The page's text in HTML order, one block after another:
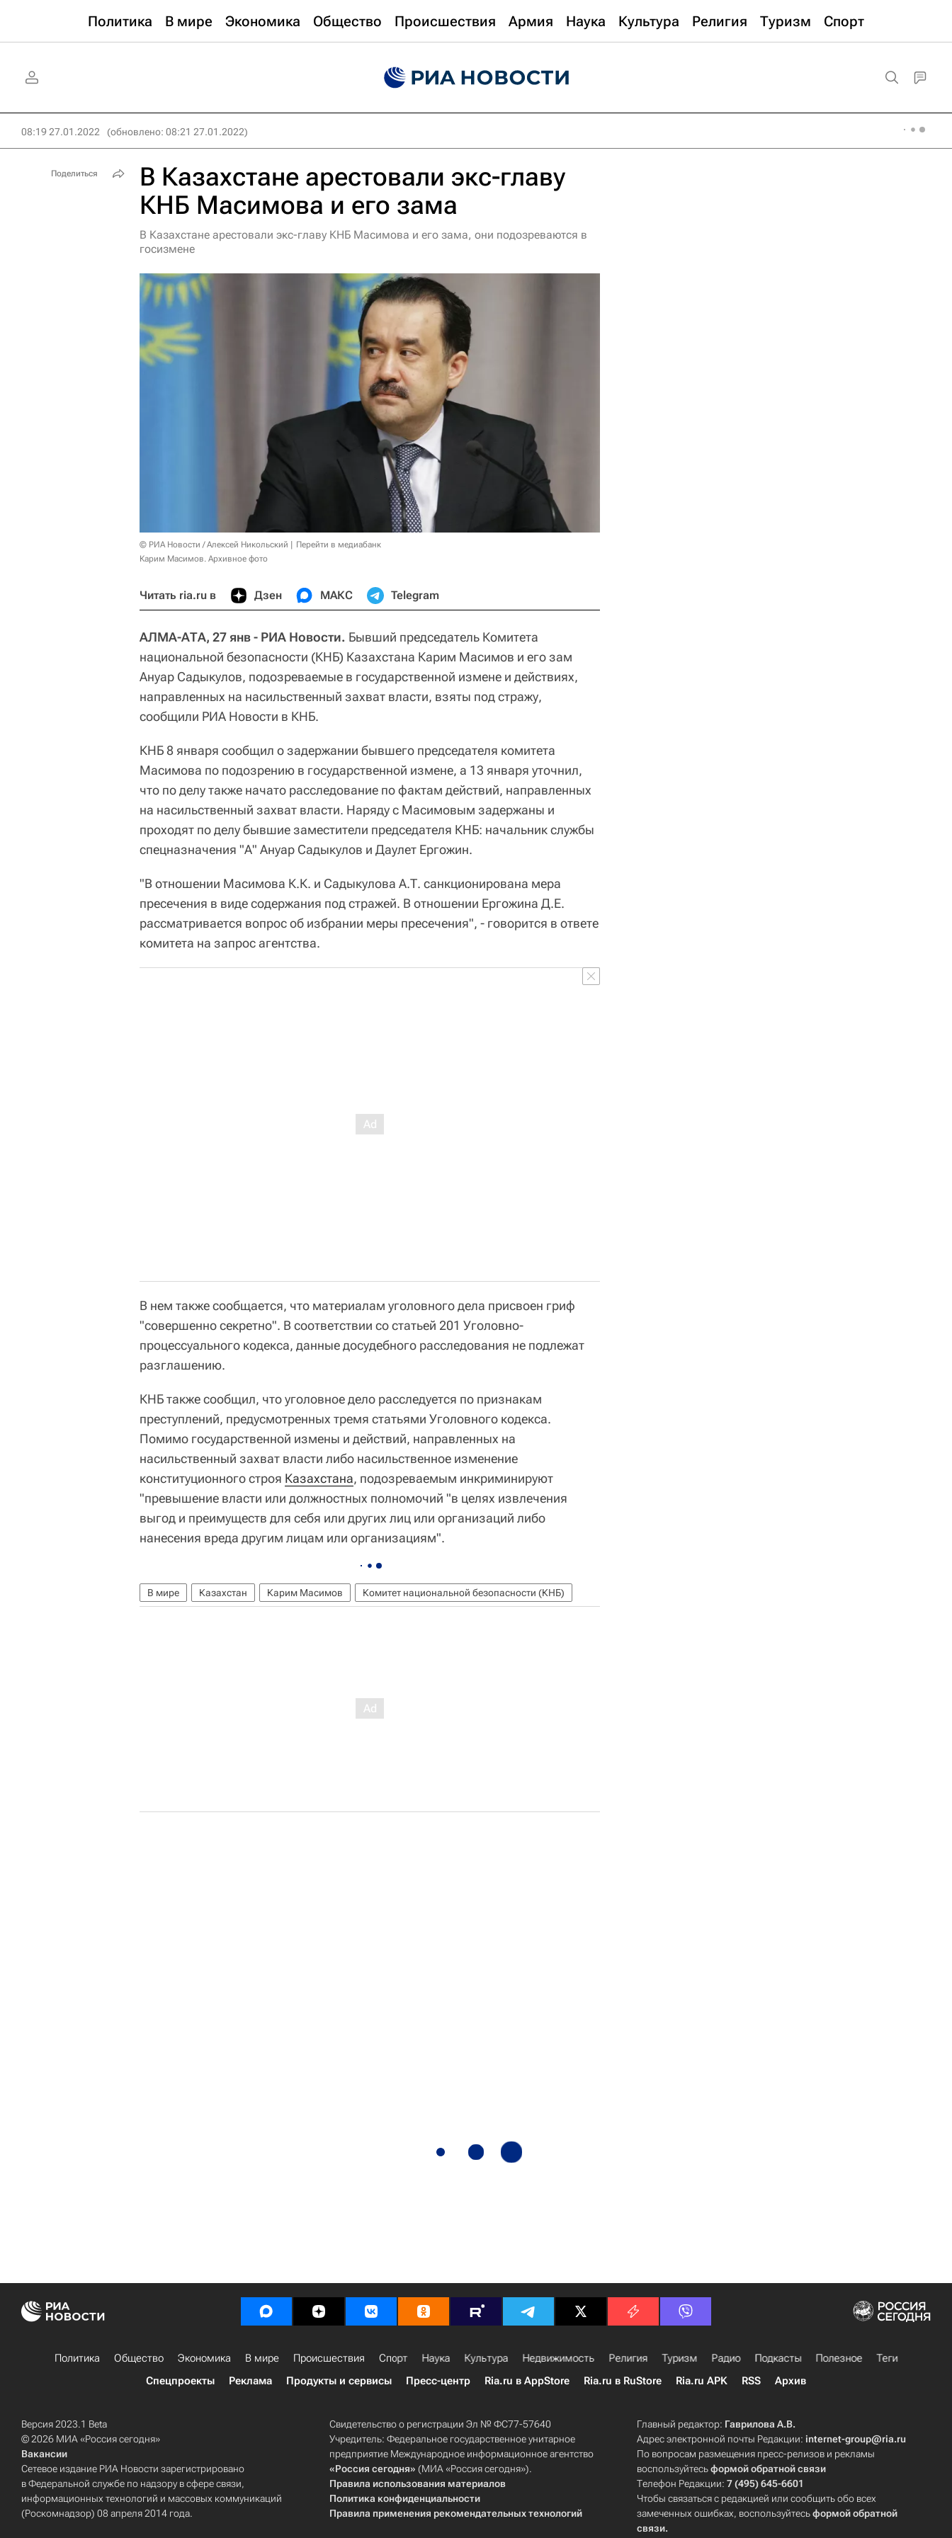
Политика В мире Экономика Общество Происшествия Армия Наука Культура Религия Туризм Спорт
08:19 27.01.2022 (обновлено: 08:21 27.01.2022)
В Казахстане арестовали экс-главу
КНБ Масимова и его зама
В Казахстане арестовали экс-главу КНБ Масимова и его зама, они подозреваются в
госизмене
© РИА Новости / Алексей Никольский
Перейти в медиабанк
Карим Масимов. Архивное фото
Читать ria.ru в Дзен МАКС Telegram
АЛМА-АТА, 27 янв - РИА Новости. Бывший председатель Комитета
национальной безопасности (КНБ) Казахстана Карим Масимов и его зам
Ануар Садыкулов, подозреваемые в государственной измене и действиях,
направленных на насильственный захват власти, взяты под стражу,
сообщили РИА Новости в КНБ.
КНБ 8 января сообщил о задержании бывшего председателя комитета
Масимова по подозрению в государственной измене, а 13 января уточнил,
что по делу также начато расследование по фактам действий, направленных
на насильственный захват власти. Наряду с Масимовым задержаны и
проходят по делу бывшие заместители председателя КНБ: начальник службы
спецназначения "А" Ануар Садыкулов и Даулет Ергожин.
"В отношении Масимова К.К. и Садыкулова А.Т. санкционирована мера
пресечения в виде содержания под стражей. В отношении Ергожина Д.Е.
рассматривается вопрос об избрании меры пресечения", - говорится в ответе
комитета на запрос агентства.
В нем также сообщается, что материалам уголовного дела присвоен гриф
"совершенно секретно". В соответствии со статьей 201 Уголовно-
процессуального кодекса, данные досудебного расследования не подлежат
разглашению.
КНБ также сообщил, что уголовное дело расследуется по признакам
преступлений, предусмотренных тремя статьями Уголовного кодекса.
Помимо государственной измены и действий, направленных на
насильственный захват власти либо насильственное изменение
конституционного строя Казахстана, подозреваемым инкриминируют
"превышение власти или должностных полномочий "в целях извлечения
выгод и преимуществ для себя или других лиц или организаций либо
нанесения вреда другим лицам или организациям".
В мире Казахстан Карим Масимов Комитет национальной безопасности (КНБ)
Поделиться
Политика Общество Экономика В мире Происшествия Спорт Наука Культура Недвижимость Религия Туризм Радио Подкасты Полезное
Теги
Спецпроекты
Реклама Продукты и сервисы Пресс-центр Ria.ru в AppStore Ria.ru в RuStore Ria.ru APK RSS Архив
Версия 2023.1 Beta
© 2026 МИА «Россия сегодня»
Вакансии
Сетевое издание РИА Новости зарегистрировано
в Федеральной службе по надзору в сфере связи,
информационных технологий и массовых коммуникаций
(Роскомнадзор) 08 апреля 2014 года.
Свидетельство о регистрации Эл № ФС77-57640
Учредитель: Федеральное государственное унитарное
предприятие Международное информационное агентство
«Россия сегодня» (МИА «Россия сегодня»).
Правила использования материалов
Политика конфиденциальности
Правила применения рекомендательных технологий
Главный редактор: Гаврилова А.В.
Адрес электронной почты Редакции:internet-group@ria.ru
По вопросам размещения пресс-релизов и рекламы
воспользуйтесьформой обратной связи
Телефон Редакции:7 (495) 645-6601
Чтобы связаться с редакцией или сообщить обо всех
замеченных ошибках, воспользуйтесьформой обратной
связи.